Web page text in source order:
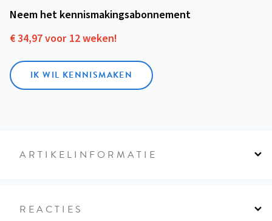
Neem het kennismakings­abonnement
€ 34,97 voor 12 weken!
IK WIL KENNISMAKEN
ARTIKELINFORMATIE
REACTIES